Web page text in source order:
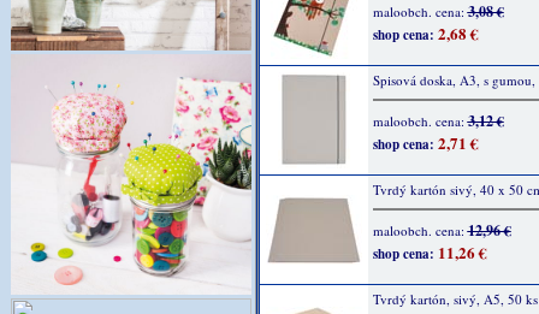
maloobch. cena:3,08 €
shop cena: 2,68 €
Spisová doska, A3, s gumou,
maloobch. cena:3,12 €
shop cena: 2,71 €
Tvrdý kartón sivý, 40 x 50
maloobch. cena:12,96 €
shop cena: 11,26 €
Tvrdý kartón, sivý, A5, 50 ks